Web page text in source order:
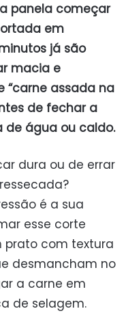
panela começar
em
já são
macia e
“carne assada na
de fechar a
de água ou caldo.
dura ou de errar
é a sua
esse corte
prato com textura
desmancham no
a carne em
de selagem.